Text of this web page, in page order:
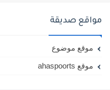
مواقع صديقة
موقع موضوع
موقع ahaspoorts